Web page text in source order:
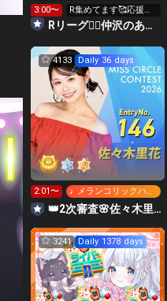
3:00〜
R集めてます🥰応援し
て貰えたら嬉しいで Rリーグ❤️‍🔥仲沢のあ⛴໒꒱· ﾟ🌈
4133 Daily 36 days
2:01〜
♪ メランコリックハニ
ー
👑2次審査🌸佐々木里花❤️‍🔥 #ミスサークル2026
3241 Daily 1378 days